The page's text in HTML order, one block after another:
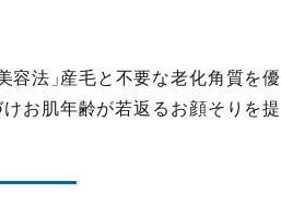
容法 」産毛と不要な老化角質を優
お肌年齢が若返るお顔そりを提